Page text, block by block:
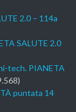
2.0 – 114a
SALUTE 2.0
tech. PIANETA
puntata 14